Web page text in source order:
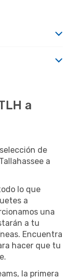
a
de
a
lo que
a
una
a tu
Encuentra
hacer que tu
la primera